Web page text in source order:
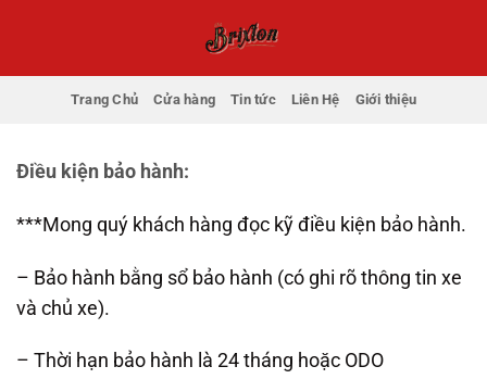
Trang Chủ Cửa hàng Tin tức Liên Hệ Giới thiệu
Điều kiện bảo hành:
***Mong quý khách hàng đọc kỹ điều kiện bảo hành.
– Bảo hành bằng sổ bảo hành (có ghi rõ thông tin xe
và chủ xe).
– Thời hạn bảo hành là 24 tháng hoặc ODO